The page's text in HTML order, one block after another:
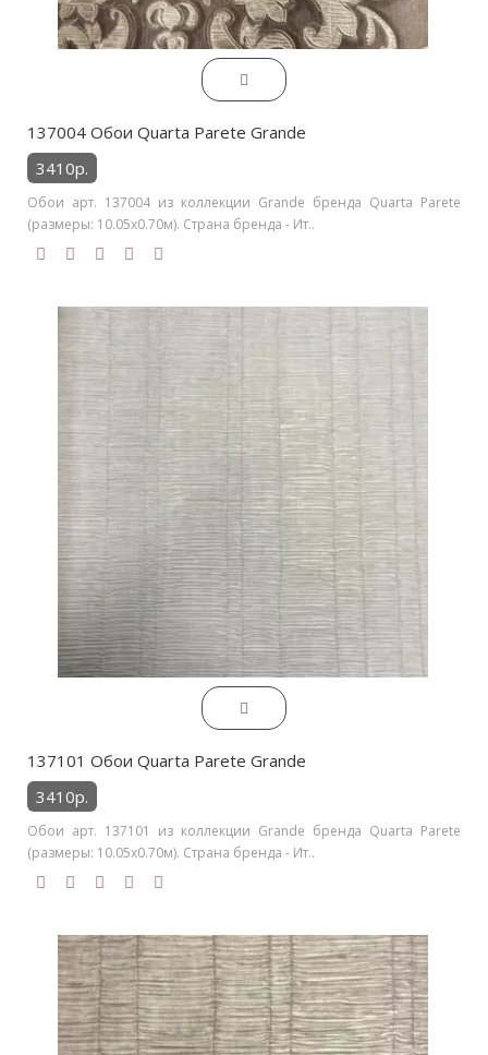
137004 Обои Quarta Parete Grande
3410р.
Обои арт. 137004 из коллекции Grande бренда Quarta Parete
(размеры: 10.05х0.70м). Страна бренда - Ит..
137101 Обои Quarta Parete Grande
3410р.
Обои арт. 137101 из коллекции Grande бренда Quarta Parete
(размеры: 10.05х0.70м). Страна бренда - Ит..